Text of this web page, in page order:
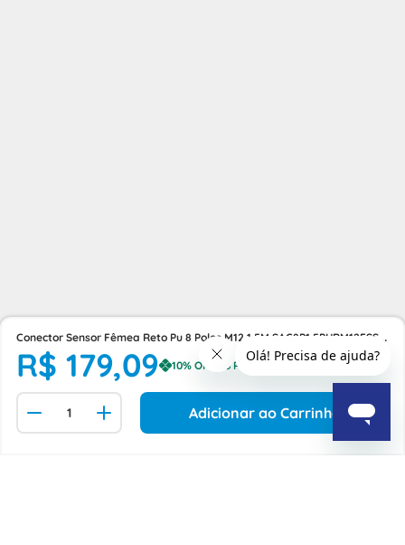
Conector Sensor Fêmea Reto Pu 8 Polos M12 1,5M SAC8P1,5PURM12FSSH
Phoenix Contact
R$ 179,09
Adicionar ao Carrinho